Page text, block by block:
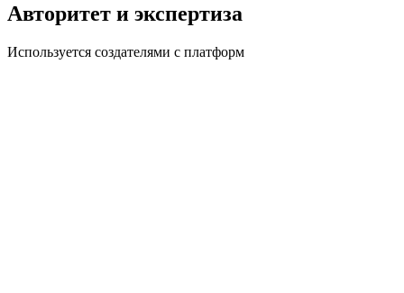
Авторитет и экспертиза
Используется создателями с платформ